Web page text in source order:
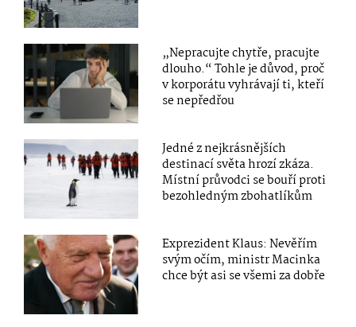
„Nepracujte chytře, pracujte
dlouho.“ Tohle je důvod, proč
v korporátu vyhrávají ti, kteří
se nepředřou
Jedné z nejkrásnějších
destinací světa hrozí zkáza.
Místní průvodci se bouří proti
bezohledným zbohatlíkům
Exprezident Klaus: Nevěřím
svým očím, ministr Macinka
chce být asi se všemi za dobře